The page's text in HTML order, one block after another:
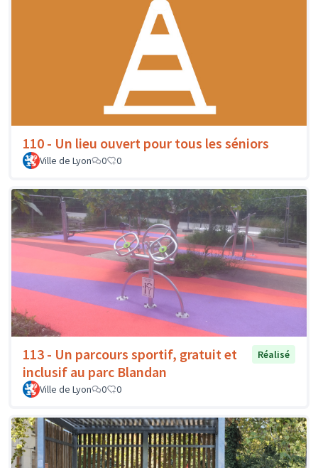
110 - Un lieu ouvert pour tous les séniors
Ville de Lyon 0 0
113 - Un parcours sportif, gratuit et
inclusif au parc Blandan
Réalisé
Ville de Lyon 0 0